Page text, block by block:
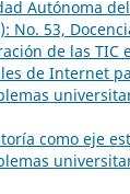
Autónoma
No. 53,
de las TIC
de Internet
como eje